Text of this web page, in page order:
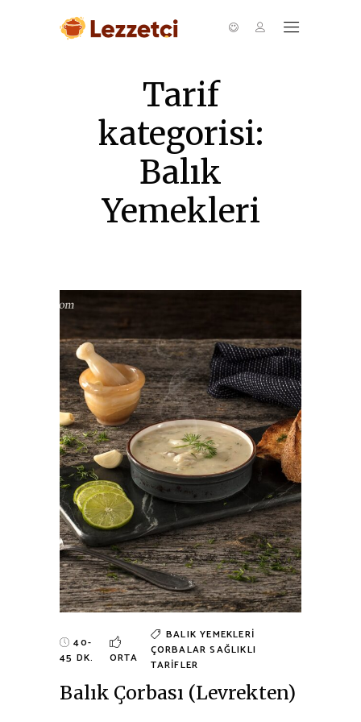
Tarif
kategorisi:
Balık
Yemekleri
40-
45 DK.
ORTA
BALIK YEMEKLERI
ÇORBALARSAĞLIKLI
TARIFLER
Balık Çorbası (Levrekten)